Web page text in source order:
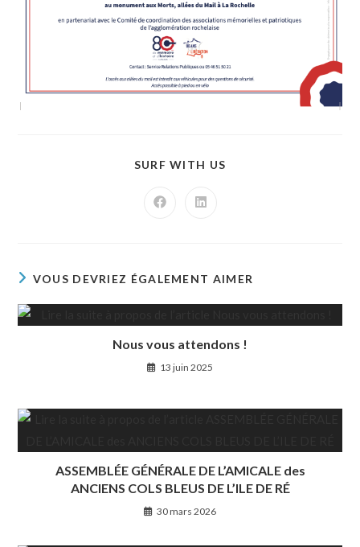
SURF WITH US
VOUS DEVRIEZ ÉGALEMENT AIMER
Nous vous attendons !
13 juin 2025
ASSEMBLÉE GÉNÉRALE DE L’AMICALE des
ANCIENS COLS BLEUS DE L’ILE DE RÉ
30 mars 2026